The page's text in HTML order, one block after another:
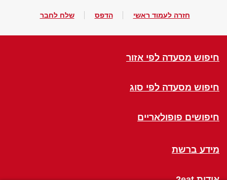
חזרה לעמוד ראשי הדפס שלח לחבר
חיפוש מסעדה לפי אזור
חיפוש מסעדה לפי סוג
חיפושים פופולאריים
מידע ברשת